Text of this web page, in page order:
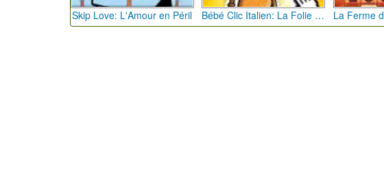
Skip Love: L'Amour en Péril Bébé Clic Italien: La Folie des Petits Bambins